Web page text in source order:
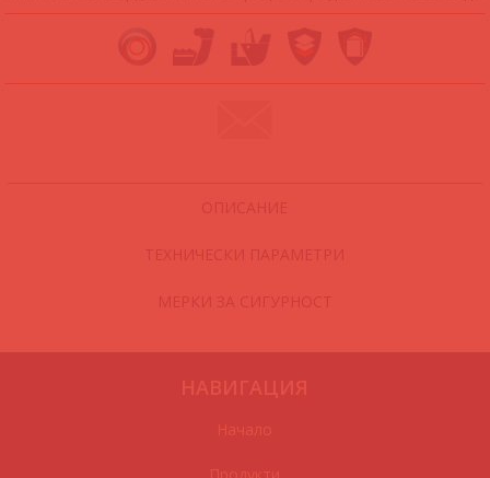
ОПИСАНИЕ
ТЕХНИЧЕСКИ ПАРАМЕТРИ
МЕРКИ ЗА СИГУРНОСТ
НАВИГАЦИЯ
Начало